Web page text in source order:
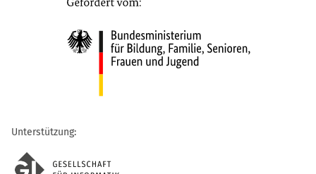
Unterstützung: